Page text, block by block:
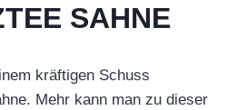
SAHNE
kräftigen Schuss
Mehr kann man zu dieser